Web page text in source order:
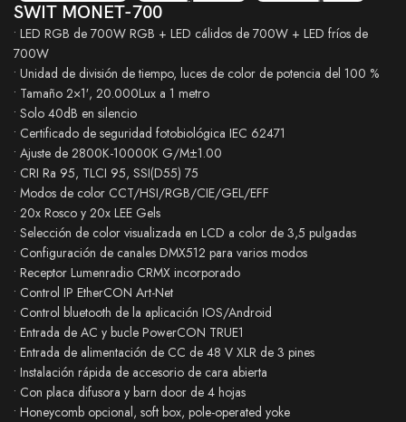
SWIT MONET-700
• LED RGB de 700W RGB + LED cálidos de 700W + LED fríos de
700W
• Unidad de división de tiempo, luces de color de potencia del 100 %
• Tamaño 2×1′, 20.000Lux a 1 metro
• Solo 40dB en silencio
• Certificado de seguridad fotobiológica IEC 62471
• Ajuste de 2800K-10000K G/M±1.00
• CRI Ra 95, TLCI 95, SSI(D55) 75
• Modos de color CCT/HSI/RGB/CIE/GEL/EFF
• 20x Rosco y 20x LEE Gels
• Selección de color visualizada en LCD a color de 3,5 pulgadas
• Configuración de canales DMX512 para varios modos
• Receptor Lumenradio CRMX incorporado
• Control IP EtherCON Art-Net
• Control bluetooth de la aplicación IOS/Android
• Entrada de AC y bucle PowerCON TRUE1
• Entrada de alimentación de CC de 48 V XLR de 3 pines
• Instalación rápida de accesorio de cara abierta
• Con placa difusora y barn door de 4 hojas
• Honeycomb opcional, soft box, pole-operated yoke